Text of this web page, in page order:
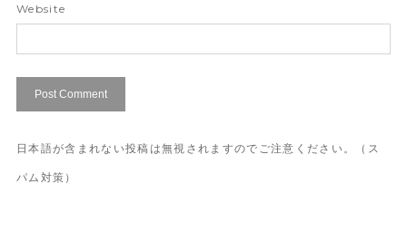
Website
日本語が含まれない投稿は無視されますのでご注意ください。（ス
パム対策）